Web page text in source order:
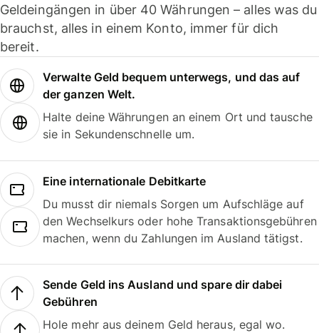
Geldeingängen in über 40 Währungen – alles was du
brauchst, alles in einem Konto, immer für dich
bereit.
Verwalte Geld bequem unterwegs, und das auf
der ganzen Welt.
Halte deine Währungen an einem Ort und tausche
sie in Sekundenschnelle um.
Eine internationale Debitkarte
Du musst dir niemals Sorgen um Aufschläge auf
den Wechselkurs oder hohe Transaktionsgebühren
machen, wenn du Zahlungen im Ausland tätigst.
Sende Geld ins Ausland und spare dir dabei
Gebühren
Hole mehr aus deinem Geld heraus, egal wo.